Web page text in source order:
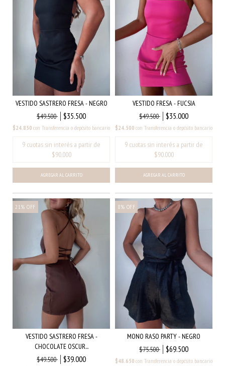
VESTIDO SASTRERO FRESA - NEGRO
$49.500
$35.500
$24.850 con Transferencia o depósito bancario
AGREGAR AL CARRITO
VESTIDO FRESA - FUCSIA
$49.500
$35.000
$24.500 con Transferencia o depósito bancario
AGREGAR AL CARRITO
21 % OFF
VESTIDO SASTRERO FRESA -
CHOCOLATE OSCUR...
$49.500
$39.000
8% OFF
MONO RASO PARTY - NEGRO
$75.500
$69.500
$48.650 con Transferencia o depósito bancario